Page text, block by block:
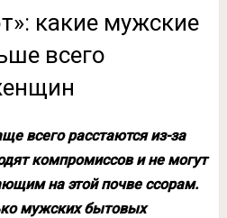
какие мужские
всего
всего расстаются из-за
компромиссов и не могут
на этой почве ссорам.
мужских бытовых